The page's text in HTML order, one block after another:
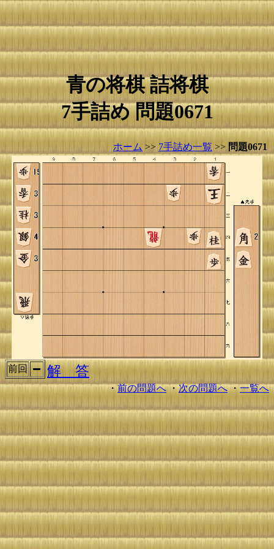
青の将棋 詰将棋
7手詰め 問題0671
ホーム >> 7手詰め一覧 >> 問題0671
前回 解 答
・前の問題へ・次の問題へ・一覧へ